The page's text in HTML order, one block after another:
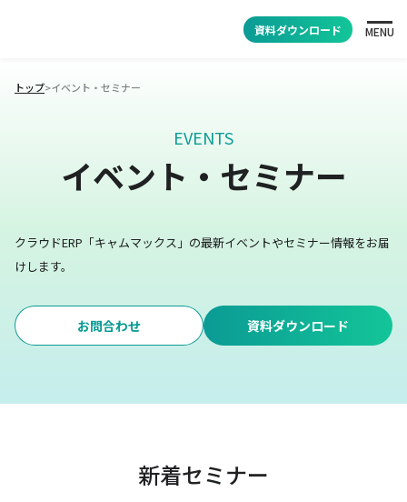
資料ダウンロード MENU
トップ>イベント・セミナー
EVENTS
イベント・セミナー
クラウドERP「キャムマックス」の最新イベントやセミナー情報をお届
けします。
お問合わせ 資料ダウンロード
新着セミナー